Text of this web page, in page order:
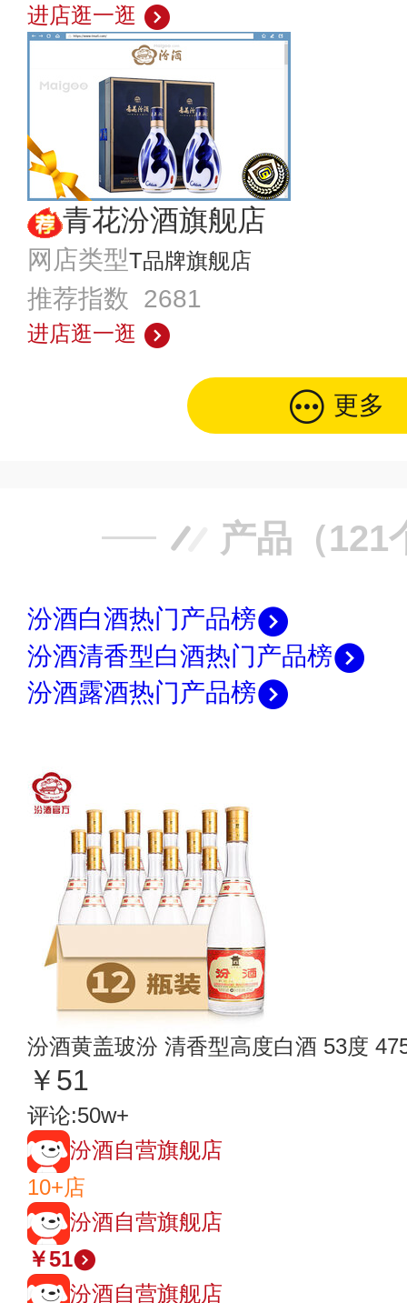
进店逛一逛
青花汾酒旗舰店
网店类型T品牌旗舰店
推荐指数 2681
进店逛一逛
更多
产品（121
汾酒白酒热门产品榜
汾酒清香型白酒热门产品榜
汾酒露酒热门产品榜
汾酒黄盖玻汾 清香型高度白酒 53度
￥51
评论:50w+
汾酒自营旗舰店
10+店
汾酒自营旗舰店
￥51
汾酒自营旗舰店